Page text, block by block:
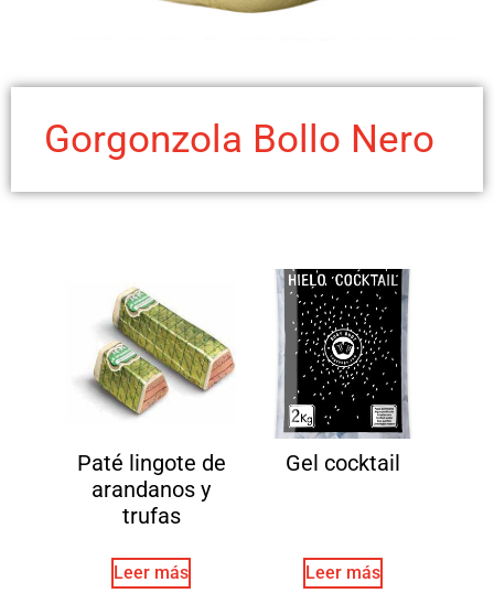
Gorgonzola Bollo Nero
Paté lingote de
arandanos y
trufas
Leer más
Gel cocktail
Leer más